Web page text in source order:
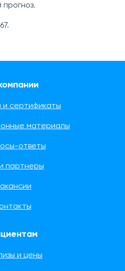
и сертификаты
материалы
ответы
партнеры
и цены